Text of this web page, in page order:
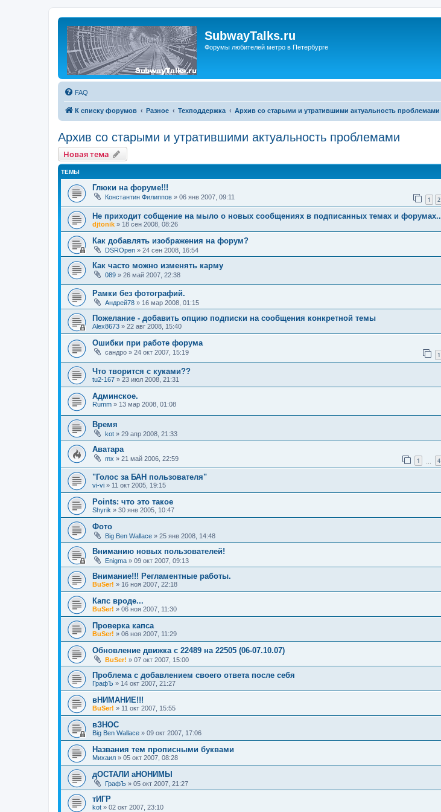
SubwayTalks.ru
Форумы любителей метро в Петербурге
FAQ
К списку форумов Разное Техподдержка Архив со старыми и утратившими актуальность проблемами
Архив со старыми и утратившими актуальность проблемами
Новая тема
ТЕМЫ
Глюки на форуме!!!
Константин Филиппов » 06 янв 2007, 09:11 1 2
Не приходит собщение на мыло о новых сообщениях в подписанных темах и форумах..
djtonik » 18 сен 2008, 08:26
Как добавлять изображения на форум?
DSROpen » 24 сен 2008, 16:54
Как часто можно изменять карму
089 » 26 май 2007, 22:38
Рамки без фотографий.
Андрей78 » 16 мар 2008, 01:15
Пожелание - добавить опцию подписки на сообщения конкретной темы
Alex8673 » 22 авг 2008, 15:40
Ошибки при работе форума
сандро » 24 окт 2007, 15:19 1
Что творится с куками??
tu2-167 » 23 июл 2008, 21:31
Админское.
Rumm » 13 мар 2008, 01:08
Время
kot » 29 апр 2008, 21:33
Аватара
mx » 21 май 2006, 22:59 1 4
"Голос за БАН пользователя"
vi-vi » 11 окт 2005, 19:15
Points: что это такое
Shyrik » 30 янв 2005, 10:47
Фото
Big Ben Wallace » 25 янв 2008, 14:48
Вниманию новых пользователей!
Enigma » 09 окт 2007, 09:13
Внимание!!! Регламентные работы.
BuSer! » 16 ноя 2007, 22:18
Капс вроде...
BuSer! » 06 ноя 2007, 11:30
Проверка капса
BuSer! » 06 ноя 2007, 11:29
Обновление движка с 22489 на 22505 (06-07.10.07)
BuSer! » 07 окт 2007, 15:00
Проблема с добавлением своего ответа после себя
ГрафЪ » 14 окт 2007, 21:27
вНИМАНИЕ!!!
BuSer! » 11 окт 2007, 15:55
вЗНОС
Big Ben Wallace » 09 окт 2007, 17:06
Названия тем прописными буквами
Михаил » 05 окт 2007, 08:28
дОСТАЛИ аНОНИМЫ
ГрафЪ » 05 окт 2007, 21:27
тИГР
kot » 02 окт 2007, 23:10